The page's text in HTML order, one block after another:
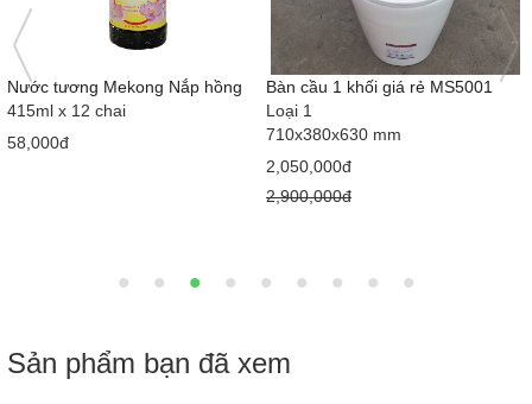
giá rẻ MS5001
mm
Nước lau kính Gift Ocean Cool
Tải lau nhà
Sản phẩm bạn đã xem